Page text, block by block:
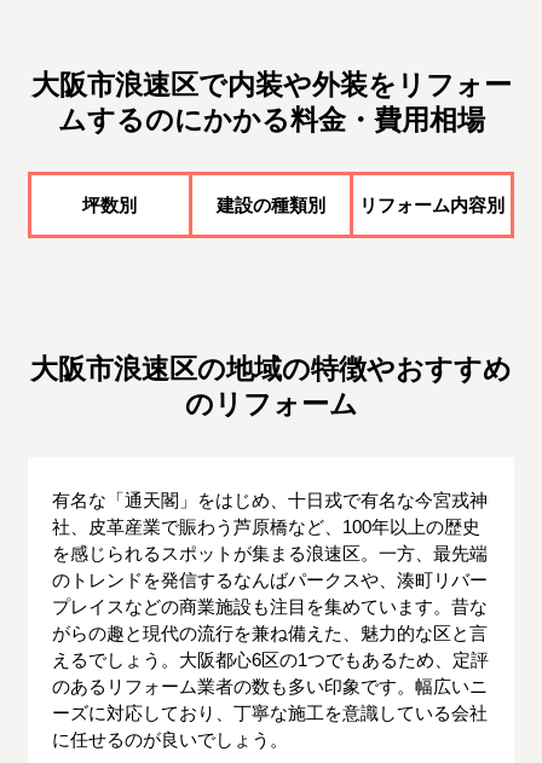
大阪市浪速区で内装や外装をリフォー
ムするのにかかる料金・費用相場
坪数別 建設の種類別 リフォーム内容別
大阪市浪速区の地域の特徴やおすすめ
のリフォーム
有名な「通天閣」をはじめ、十日戎で有名な今宮戎神
社、皮革産業で賑わう芦原橋など、100年以上の歴史
を感じられるスポットが集まる浪速区。一方、最先端
のトレンドを発信するなんばパークスや、湊町リバー
プレイスなどの商業施設も注目を集めています。昔な
がらの趣と現代の流行を兼ね備えた、魅力的な区と言
えるでしょう。大阪都心6区の1つでもあるため、定評
のあるリフォーム業者の数も多い印象です。幅広いニ
ーズに対応しており、丁寧な施工を意識している会社
に任せるのが良いでしょう。